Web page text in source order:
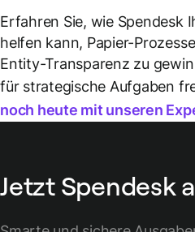
Erfahren Sie, wie Spendesk
helfen kann, Papier-
Entity-Transparenz zu
für strategische Aufgaben
noch heute mit unseren
Jetzt Spendesk